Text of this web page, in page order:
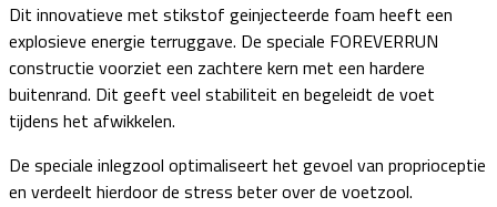
Dit innovatieve met stikstof geinjecteerde foam heeft een
explosieve energie terruggave. De speciale FOREVERRUN
constructie voorziet een zachtere kern met een hardere
buitenrand. Dit geeft veel stabiliteit en begeleidt de voet
tijdens het afwikkelen.
De speciale inlegzool optimaliseert het gevoel van proprioceptie
en verdeelt hierdoor de stress beter over de voetzool.